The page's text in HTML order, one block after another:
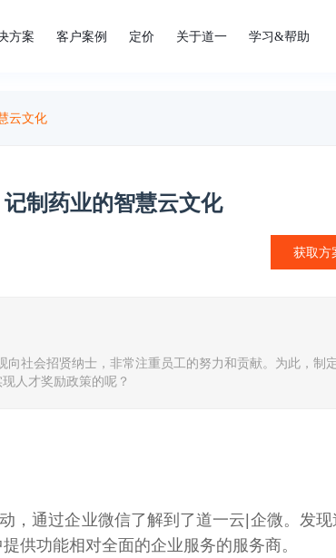
方案 客户案例 定价 关于道一 学习&帮助
云文化
制药业的智慧云文化
获取方
向社会招贤纳士，非常注重员工的努力和贡献。为此，制
人才奖励政策的呢？
，通过企业微信了解到了道一云|企微。发现
供功能相对全面的企业服务的服务商。